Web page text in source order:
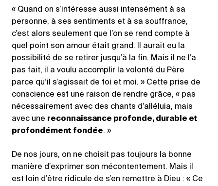
« Quand on s’intéresse aussi intensément à sa
personne, à ses sentiments et à sa souffrance,
c’est alors seulement que l’on se rend compte à
quel point son amour était grand. Il aurait eu la
possibilité de se retirer jusqu’à la fin. Mais il ne l’a
pas fait, il a voulu accomplir la volonté du Père
parce qu’il s’agissait de toi et moi. » Cette prise de
conscience est une raison de rendre grâce, « pas
nécessairement avec des chants d’alléluia, mais
avec une reconnaissance profonde, durable et
profondément fondée. »
De nos jours, on ne choisit pas toujours la bonne
manière d’exprimer son mécontentement. Mais il
est loin d’être ridicule de s’en remettre à Dieu : « Ce